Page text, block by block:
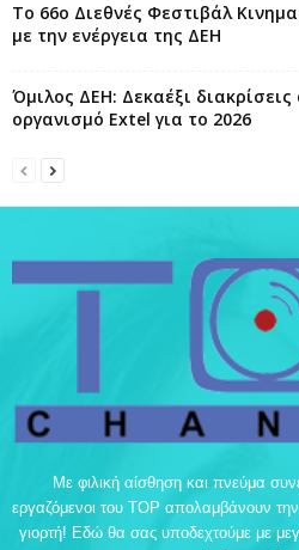
Το 66ο Διεθνές Φεστιβάλ
με την ενέργεια της ΔΕΗ
Όμιλος ΔΕΗ: Δεκαέξι
οργανισμό Extel για το 2026
Με φιλική αίσθηση και πνεύμα
εργαζόμενοι του TOP απολαμβάνουν
γιορτή! Εδώ θα σας υποδεχτούμε με